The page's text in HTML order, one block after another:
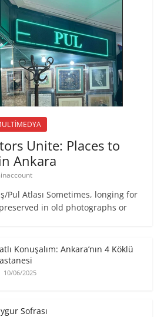
Unite: Places to
Ankara
Pul Atlası Sometimes, longing for
in old photographs or
Konuşalım: Ankara’nın 4 Köklü
10/06/2025
Sofrası